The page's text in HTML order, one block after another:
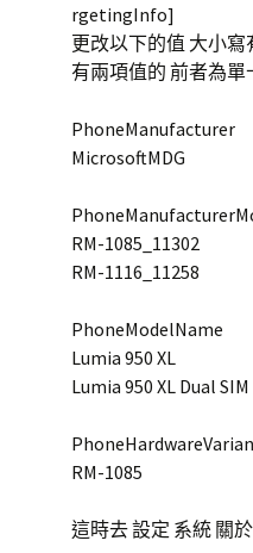
rgetingInfo]
更改以下的值 大小寫
有兩項值的 前者為單
PhoneManufacturer
MicrosoftMDG
RM-1085_11302
RM-1116_11258
PhoneModelName
Lumia 950 XL
Lumia 950 XL Dual SIM
RM-1085
這時去 設定 系統 關